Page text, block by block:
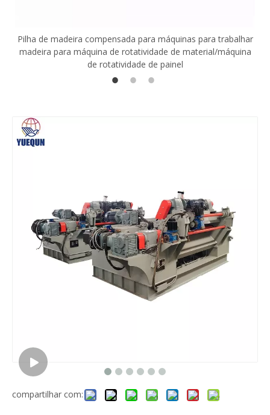
Pilha de madeira compensada para máquinas para trabalhar
madeira para máquina de rotatividade de material/máquina
de rotatividade de painel
compartilhar com: